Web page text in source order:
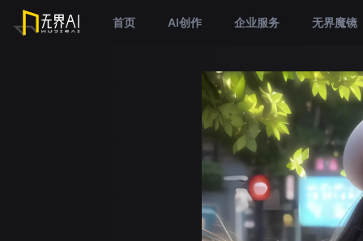
首页 AI创作 企业服务 无界魔镜